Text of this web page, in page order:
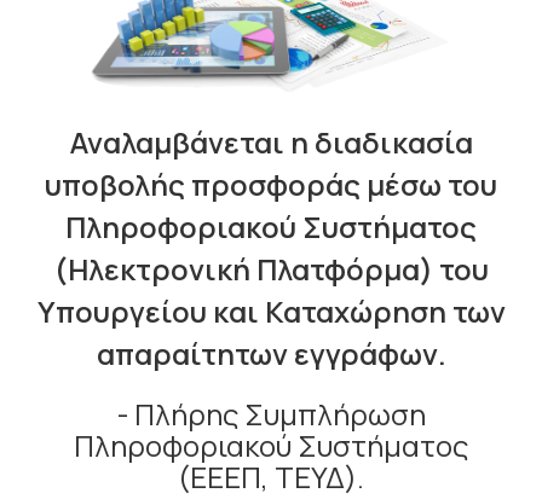
Αναλαμβάνεται η διαδικασία
υποβολής προσφοράς μέσω του
Πληροφοριακού Συστήματος
(Ηλεκτρονική Πλατφόρμα) του
Υπουργείου και Καταχώρηση των
απαραίτητων εγγράφων.
- Πλήρης Συμπλήρωση
Πληροφοριακού Συστήματος
(ΕΕΕΠ, TEΥΔ).